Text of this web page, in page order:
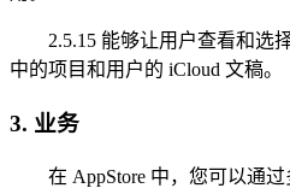
2.5.15 能够让用户查看和选
中的项目和用户的 iCloud 文稿。
3. 业务
在 AppStore 中，您可以通